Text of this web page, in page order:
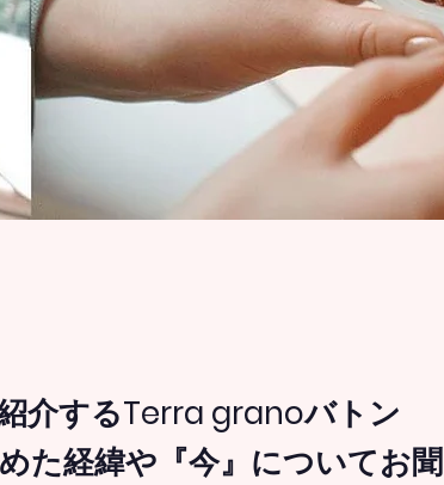
介するTerra granoバトン
た経緯や『今』についてお聞